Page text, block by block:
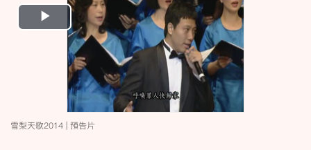
Play
Video
雪梨天歌2014 | 預告片